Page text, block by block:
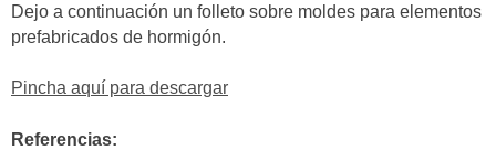
Dejo a continuación un folleto sobre moldes para elementos
prefabricados de hormigón.
Pincha aquí para descargar
Referencias: